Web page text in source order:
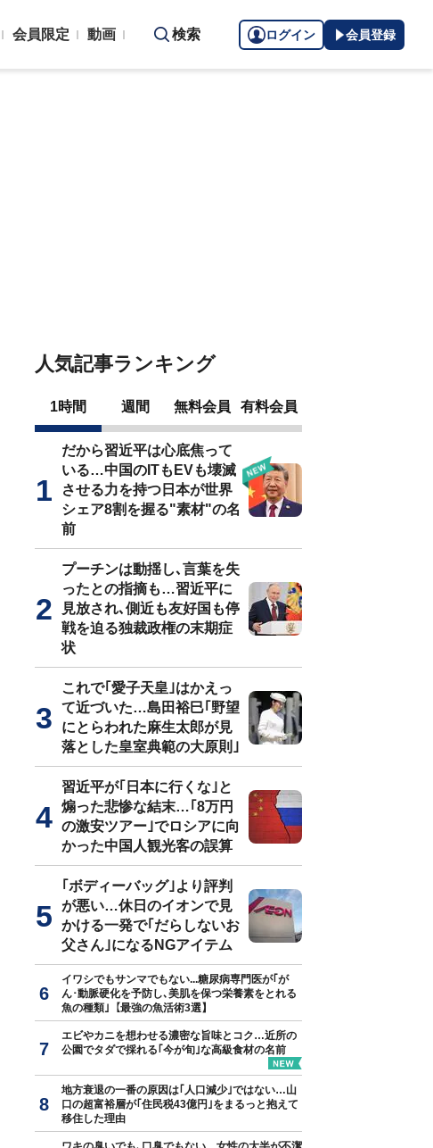
会員限定 動画 検索 ログイン 会員登録
人気記事ランキング
1時間 週間 無料会員 有料会員
だから習近平は心底焦って
いる…中国のITもEVも壊滅
させる力を持つ日本が世界
シェア8割を握る"素材"の名
前
プーチンは動揺し､言葉を失
ったとの指摘も…習近平に
見放され､側近も友好国も停
戦を迫る独裁政権の末期症
状
これで｢愛子天皇｣はかえっ
て近づいた…島田裕巳｢野望
にとらわれた麻生太郎が見
落とした皇室典範の大原則｣
習近平が｢日本に行くな｣と
煽った悲惨な結末…｢8万円
の激安ツアー｣でロシアに向
かった中国人観光客の誤算
｢ボディーバッグ｣より評判
が悪い…休日のイオンで見
かける一発で｢だらしないお
父さん｣になるNGアイテム
イワシでもサンマでもない...糖尿病専門医が｢が
ん･動脈硬化を予防し､美肌を保つ栄養素をとれる
魚の種類｣【最強の魚活術3選】
エビやカニを想わせる濃密な旨味とコク…近所の
公園でタダで採れる｢今が旬｣な高級食材の名前
地方衰退の一番の原因は｢人口減少｣ではない…山
口の超富裕層が｢住民税43億円｣をまるっと抱えて
移住した理由